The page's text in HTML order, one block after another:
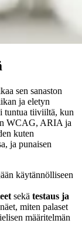
sen sanaston
ja eletyn
tuntua tiiviiltä, kun
WCAG, ARIA ja
kuten
ja punaisen
käytännölliseen
sekä testaus ja
miten palaset
määritelmän